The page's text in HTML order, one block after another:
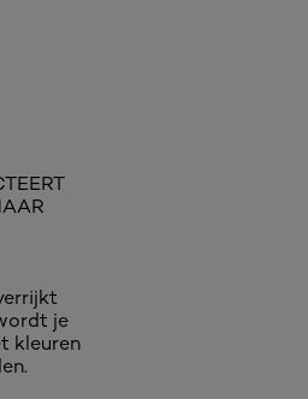
je
kleuren